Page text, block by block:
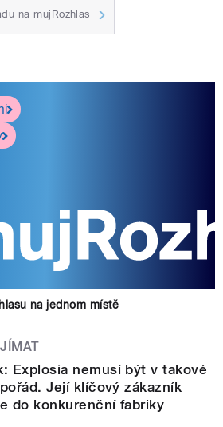
na mujRozhlas
na jednom místě
Explosia nemusí být v takové
Její klíčový zákazník
do konkurenční fabriky